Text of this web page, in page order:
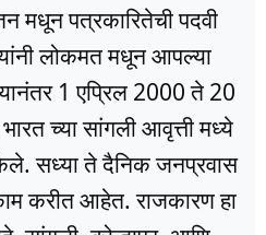
मधून पत्रकारितेची पदवी
लोकमत मधून आपल्या
1 एप्रिल 2000 ते 20
च्या सांगली आवृत्ती मध्ये
सध्या ते दैनिक जनप्रवास
करीत आहेत. राजकारण हा